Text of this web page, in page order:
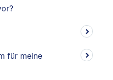
für meine